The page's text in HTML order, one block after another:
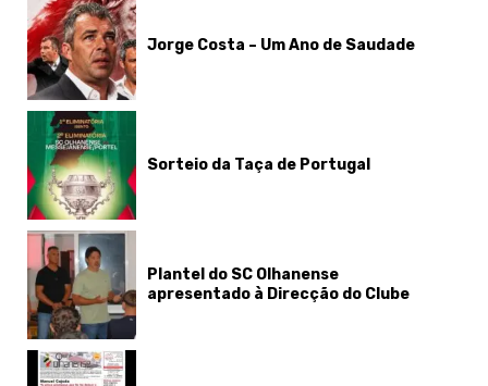
Jorge Costa – Um Ano de Saudade
Sorteio da Taça de Portugal
Plantel do SC Olhanense
apresentado à Direcção do Clube